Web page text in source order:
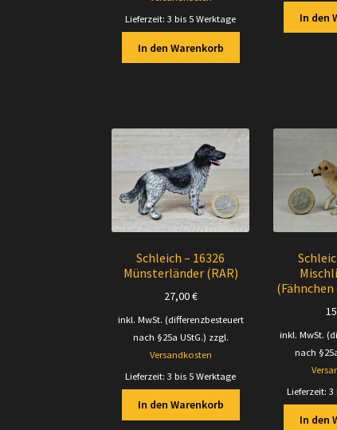
Lieferzeit:3 bis 5 Werktage
In den Warenkorb
In den
Schleich – 16326
Münsterländer (RAR)
27,00€
inkl. MwSt. (differenzbesteuert
nach §25a UStG.) zzgl.
Versandkosten
Lieferzeit:3 bis 5 Werktage
In den Warenkorb
inkl. MwSt.
nach
Lieferzeit:3
In den